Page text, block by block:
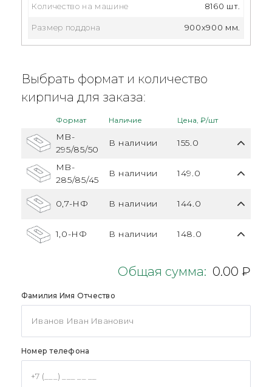
Количество на машине 8160 шт.
Размер поддона 900x900 мм.
Выбрать формат и количество
кирпича для заказа:
Формат Наличие Цена, ₽/шт
MB-
295/85/50
В наличии 155.0
MB-
285/85/45
В наличии 149.0
0,7-НФ В наличии 144.0
1,0-НФ В наличии 148.0
Общая сумма: 0.00 ₽
Фамилия Имя Отчество
Номер телефона